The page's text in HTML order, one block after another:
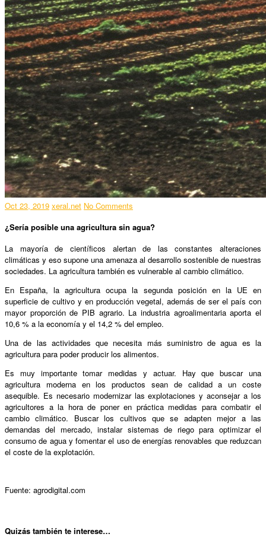
Oct 23, 2019 xeral.net No Comments
¿Sería posible una agricultura sin agua?
La mayoría de científicos alertan de las constantes alteraciones
climáticas y eso supone una amenaza al desarrollo sostenible de nuestras
sociedades. La agricultura también es vulnerable al cambio climático.
En España, la agricultura ocupa la segunda posición en la UE en
superficie de cultivo y en producción vegetal, además de ser el país con
mayor proporción de PIB agrario. La industria agroalimentaria aporta el
10,6 % a la economía y el 14,2 % del empleo.
Una de las actividades que necesita más suministro de agua es la
agricultura para poder producir los alimentos.
Es muy importante tomar medidas y actuar. Hay que buscar una
agricultura moderna en los productos sean de calidad a un coste
asequible. Es necesario modernizar las explotaciones y aconsejar a los
agricultores a la hora de poner en práctica medidas para combatir el
cambio climático. Buscar los cultivos que se adapten mejor a las
demandas del mercado, instalar sistemas de riego para optimizar el
consumo de agua y fomentar el uso de energías renovables que reduzcan
el coste de la explotación.
Fuente: agrodigital.com
Quizás también te interese…